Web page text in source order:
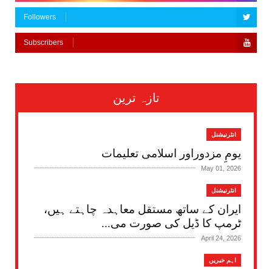
Followers
Subscribers
تازہ ترین
انٹرنیشنل
یومِ مزدوراور اسلامی تعلیمات
May 01, 2026
انٹرنیشنل
ایران کے ساتھ مستقل معاہدہ چاہتے ہیں،
ٹرمپ کا ڈیل کی صورت می...
April 24, 2026
اہم خبریں